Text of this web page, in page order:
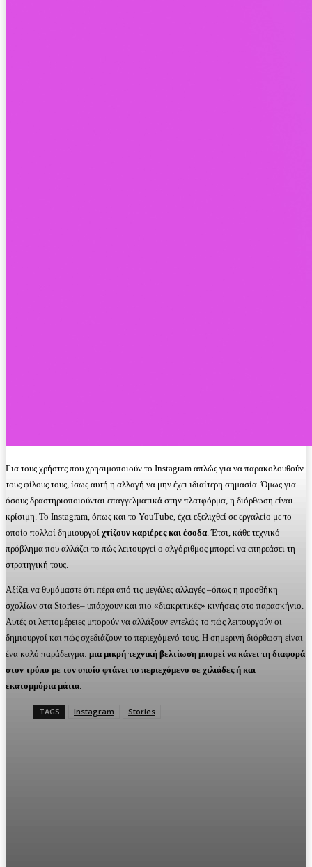
Για τους χρήστες που χρησιμοποιούν το Instagram απλώς για να παρακολουθούν
τους φίλους τους, ίσως αυτή η αλλαγή να μην έχει ιδιαίτερη σημασία. Όμως για
όσους δραστηριοποιούνται επαγγελματικά στην πλατφόρμα, η διόρθωση είναι
κρίσιμη. Το Instagram, όπως και το YouTube, έχει εξελιχθεί σε εργαλείο με το
οποίο πολλοί δημιουργοί χτίζουν καριέρες και έσοδα . Έτσι, κάθε τεχνικό
πρόβλημα που αλλάζει το πώς λειτουργεί ο αλγόριθμος μπορεί να επηρεάσει τη
στρατηγική τους.
Αξίζει να θυμόμαστε ότι πέρα από τις μεγάλες αλλαγές –όπως η προσθήκη
σχολίων στα Stories– υπάρχουν και πιο «διακριτικές» κινήσεις στο παρασκήνιο.
Αυτές οι λεπτομέρειες μπορούν να αλλάξουν εντελώς το πώς λειτουργούν οι
δημιουργοί και πώς σχεδιάζουν το περιεχόμενό τους. Η σημερινή διόρθωση είναι
ένα καλό παράδειγμα: μια μικρή τεχνική βελτίωση μπορεί να κάνει τη διαφορά
στον τρόπο με τον οποίο φτάνει το περιεχόμενο σε χιλιάδες ή και
εκατομμύρια μάτια
TAGS Instagram Stories